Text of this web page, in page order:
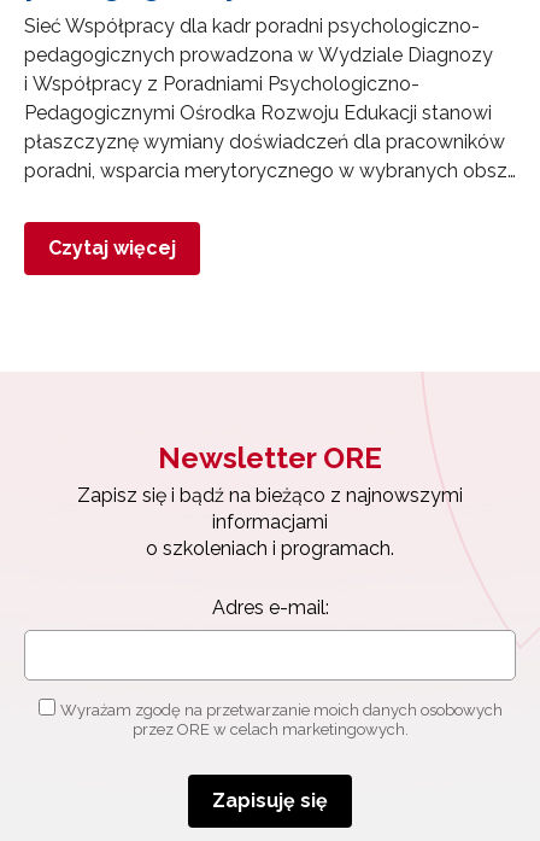
Sieć Współpracy dla kadr poradni psychologiczno-
pedagogicznych prowadzona w Wydziale Diagnozy
i Współpracy z Poradniami Psychologiczno-
Pedagogicznymi Ośrodka Rozwoju Edukacji stanowi
płaszczyznę wymiany doświadczeń dla pracowników
poradni, wsparcia merytorycznego w wybranych obsz…
Czytaj więcej
Newsletter ORE
Zapisz się i bądź na bieżąco z najnowszymi
informacjami
o szkoleniach i programach.
Adres e-mail:
Wyrażam zgodę na przetwarzanie moich danych osobowych
przez ORE w celach marketingowych.
Zapisuję się